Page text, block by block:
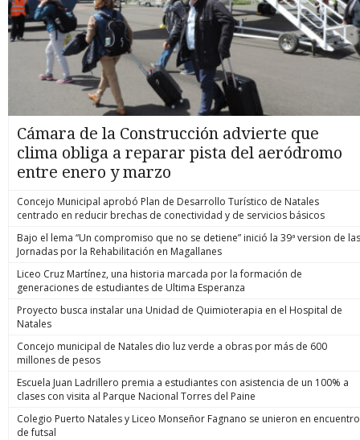
Cámara de la Construcción advierte que
clima obliga a reparar pista del aeródromo
entre enero y marzo
Concejo Municipal aprobó Plan de Desarrollo Turístico de Natales
centrado en reducir brechas de conectividad y de servicios básicos
Bajo el lema “Un compromiso que no se detiene” inició la 39ª version de las
Jornadas por la Rehabilitación en Magallanes
Liceo Cruz Martínez, una historia marcada por la formación de
generaciones de estudiantes de Ultima Esperanza
Proyecto busca instalar una Unidad de Quimioterapia en el Hospital de
Natales
Concejo municipal de Natales dio luz verde a obras por más de 600
millones de pesos
Escuela Juan Ladrillero premia a estudiantes con asistencia de un 100% a
clases con visita al Parque Nacional Torres del Paine
Colegio Puerto Natales y Liceo Monseñor Fagnano se unieron en encuentro
de futsal